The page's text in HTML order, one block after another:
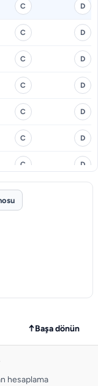
C D
C D
C D
C D
C D
C D
C D
C
C D
C
↑Başa dönün
hesaplama